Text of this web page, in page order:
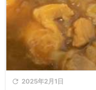
 2025年2月1日